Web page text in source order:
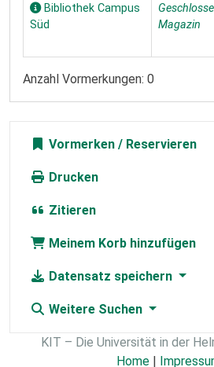
Bibliothek Campus
Süd
Magazin
Anzahl Vormerkungen: 0
Vormerken
Drucken
Zitieren
Meinem Korb hinzufügen
Datensatz speichern
Weitere Suchen
KIT – Die Universität in der
Home |